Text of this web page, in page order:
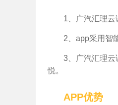
1、广汽汇理云
2、app采用智
3、广汽汇理云
悦。
APP优势